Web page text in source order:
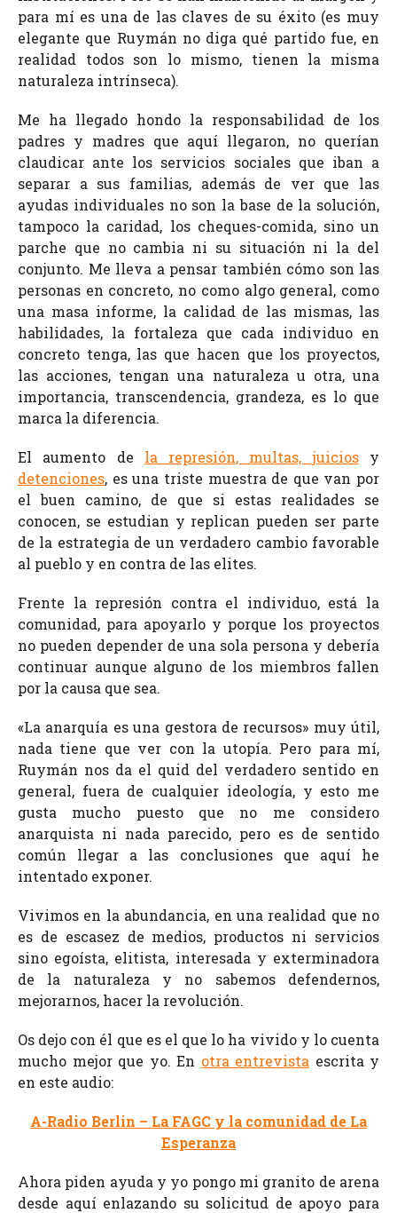
para mí es una de las claves de su éxito (es muy
elegante que Ruymán no diga qué partido fue, en
realidad todos son lo mismo, tienen la misma
naturaleza intrínseca).
Me ha llegado hondo la responsabilidad de los
padres y madres que aquí llegaron, no querían
claudicar ante los servicios sociales que iban a
separar a sus familias, además de ver que las
ayudas individuales no son la base de la solución,
tampoco la caridad, los cheques-comida, sino un
parche que no cambia ni su situación ni la del
conjunto. Me lleva a pensar también cómo son las
personas en concreto, no como algo general, como
una masa informe, la calidad de las mismas, las
habilidades, la fortaleza que cada individuo en
concreto tenga, las que hacen que los proyectos,
las acciones, tengan una naturaleza u otra, una
importancia, transcendencia, grandeza, es lo que
marca la diferencia.
El aumento de la represión, multas, juiciosy
detenciones, es una triste muestra de que van por
el buen camino, de que si estas realidades se
conocen, se estudian y replican pueden ser parte
de la estrategia de un verdadero cambio favorable
al pueblo y en contra de las elites.
Frente la represión contra el individuo, está la
comunidad, para apoyarlo y porque los proyectos
no pueden depender de una sola persona y debería
continuar aunque alguno de los miembros fallen
por la causa que sea.
«La anarquía es una gestora de recursos» muy útil,
nada tiene que ver con la utopía. Pero para mí,
Ruymán nos da el quid del verdadero sentido en
general, fuera de cualquier ideología, y esto me
gusta mucho puesto que no me considero
anarquista ni nada parecido, pero es de sentido
común llegar a las conclusiones que aquí he
intentado exponer.
Vivimos en la abundancia, en una realidad que no
es de escasez de medios, productos ni servicios
sino egoísta, elitista, interesada y exterminadora
de la naturaleza y no sabemos defendernos,
mejorarnos, hacer la revolución.
Os dejo con él que es el que lo ha vivido y lo cuenta
mucho mejor que yo. En otra entrevista escrita y
en este audio:
A-Radio Berlin – La FAGC y la comunidad de La
Esperanza
Ahora piden ayuda y yo pongo mi granito de arena
desde aquí enlazando su solicitud de apoyo para